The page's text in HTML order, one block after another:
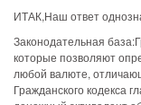
ИТАК,Наш ответ
Законодательная
которые позволяют
любой валюте,
Гражданского кодекса